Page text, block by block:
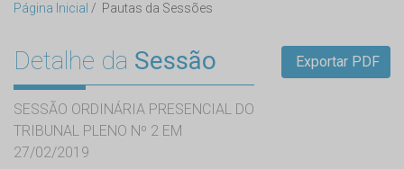
Página Inicial Pautas da Sessões
Detalhe da Sessão
SESSÃO ORDINÁRIA PRESENCIAL DO
TRIBUNAL PLENO Nº 2 EM
27/02/2019
Exportar PDF